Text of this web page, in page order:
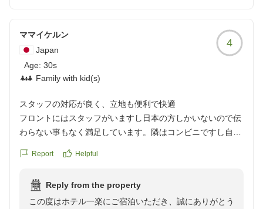
ママイケルン
Japan
Age: 30s
Family with kid(s)
4
スタッフの対応が良く、立地も便利で快適
フロントにはスタッフがいますし日本の方しかいないので伝
わらない事もなく満足しています。隣はコンビニですし自転
る時も楽でした!エレベーターの隣の部屋でしたがうるさくも
クチコミの詳細はこちらから
https://review.travel.rakuten.co.jp/hotel/voice/9239?
Report Helpful
Reply from the property
この度はホテル一楽にご宿泊いただき、誠にありがとう